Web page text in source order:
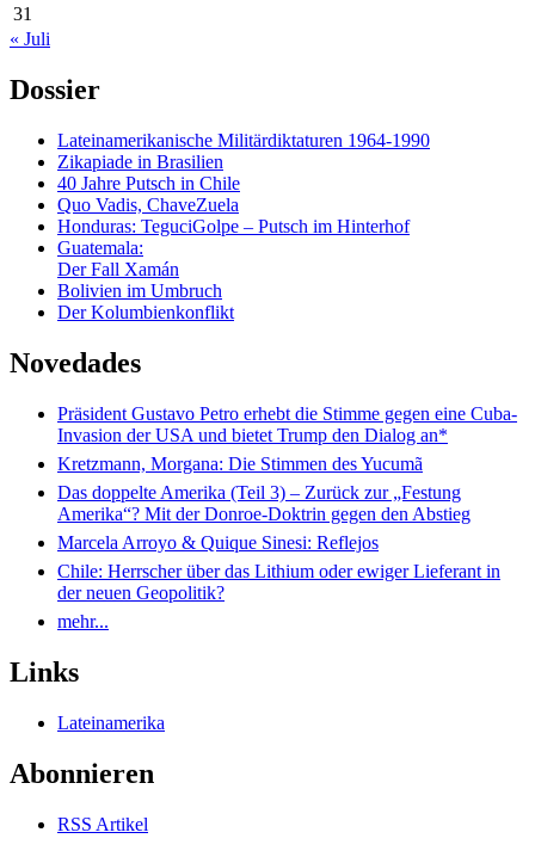
31
« Juli
Dossier
Lateinamerikanische Militärdiktaturen 1964-1990
Zikapiade in Brasilien
40 Jahre Putsch in Chile
Quo Vadis, ChaveZuela
Honduras: TeguciGolpe – Putsch im Hinterhof
Guatemala:
Der Fall Xamán
Bolivien im Umbruch
Der Kolumbienkonflikt
Novedades
Präsident Gustavo Petro erhebt die Stimme gegen eine Cuba-
Invasion der USA und bietet Trump den Dialog an*
Kretzmann, Morgana: Die Stimmen des Yucumã
Das doppelte Amerika (Teil 3) – Zurück zur „Festung
Amerika“? Mit der Donroe-Doktrin gegen den Abstieg
Marcela Arroyo & Quique Sinesi: Reflejos
Chile: Herrscher über das Lithium oder ewiger Lieferant in
der neuen Geopolitik?
mehr...
Links
Lateinamerika
Abonnieren
RSS Artikel